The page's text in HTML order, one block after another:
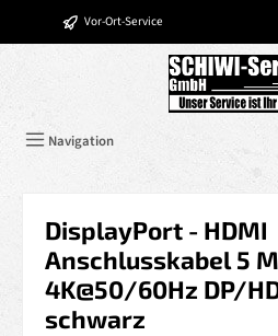
Zum Hauptinhalt springen
Vor-Ort-Service
Navigation
DisplayPort - HDMI
Anschlusskabel 5
4K@50/60Hz DP/
schwarz